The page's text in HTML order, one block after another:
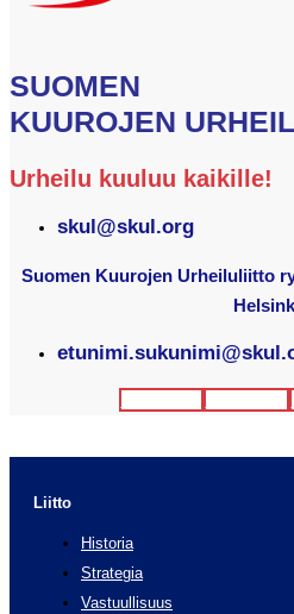
SUOMEN
KUUROJEN
Urheilu kuuluu kaikille!
skul@skul.org
Suomen Kuurojen Urheiluliitto
Liitto
Historia
Strategia
Vastuullisuus